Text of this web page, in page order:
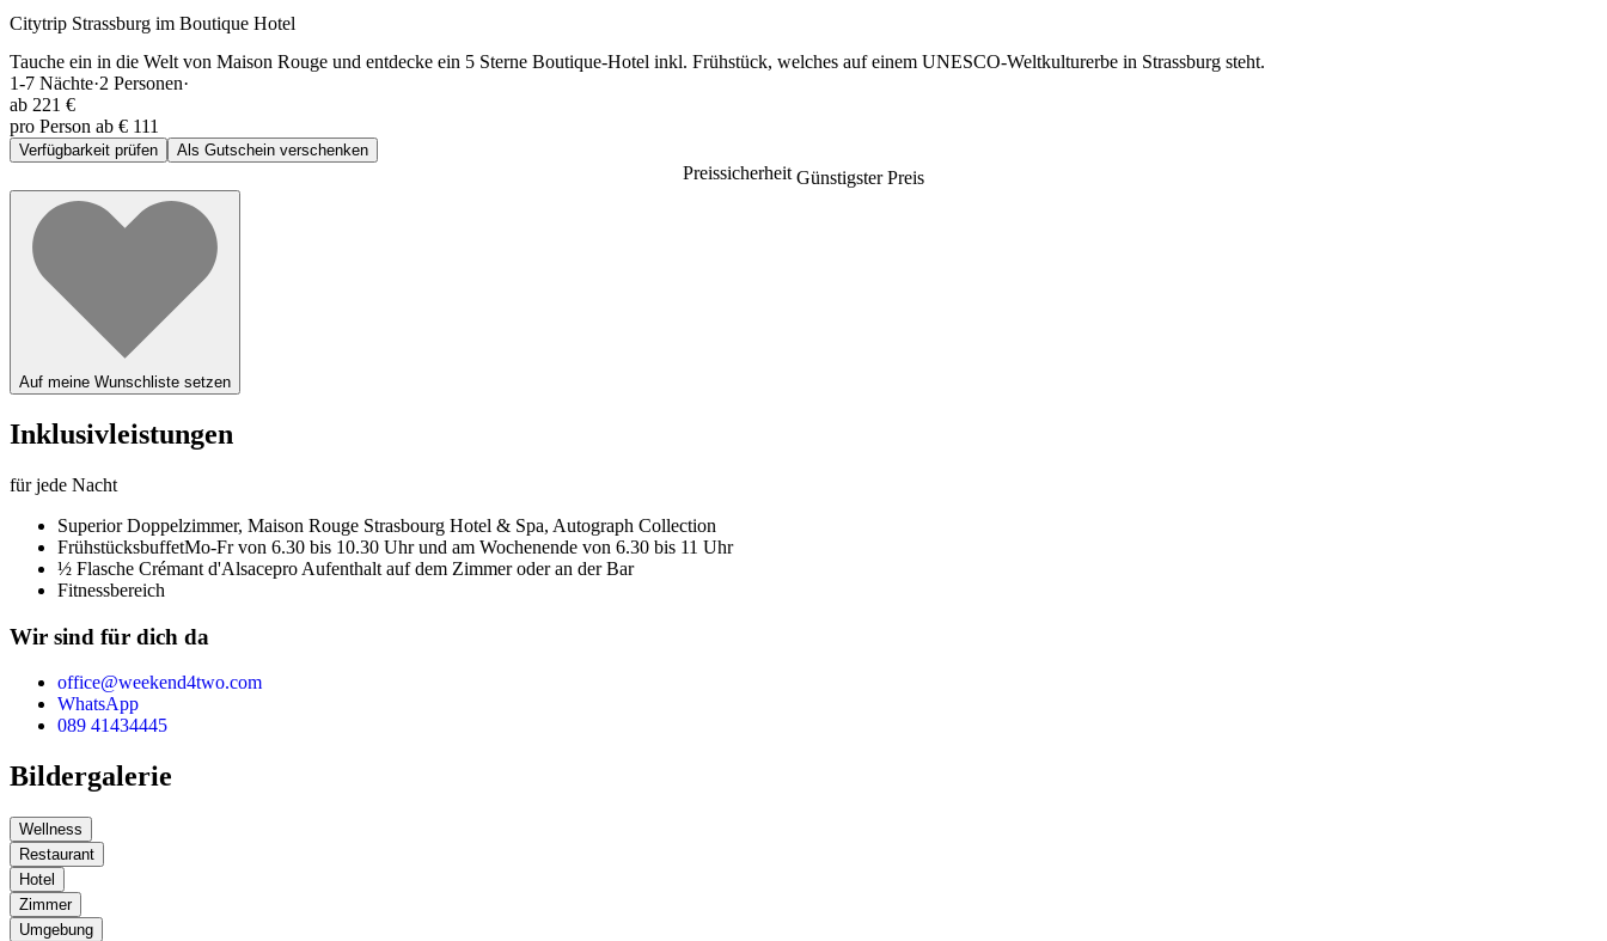
Citytrip Strassburg im Boutique Hotel
Tauche ein in die Welt von Maison Rouge und entdecke ein 5 Sterne Boutique-Hotel inkl. Frühstück, welches auf einem UNESCO-Weltkulturerbe in Strassburg steht.
1-7 Nächte·2 Personen·
ab 221 €
pro Person ab € 111
Verfügbarkeit prüfen Als Gutschein verschenken
Preissicherheit Günstigster Preis
Auf meine Wunschliste setzen
Inklusivleistungen
für jede Nacht
Superior Doppelzimmer, Maison Rouge Strasbourg Hotel & Spa, Autograph Collection
FrühstücksbuffetMo-Fr von 6.30 bis 10.30 Uhr und am Wochenende von 6.30 bis 11 Uhr
½ Flasche Crémant d'Alsacepro Aufenthalt auf dem Zimmer oder an der Bar
Fitnessbereich
Wir sind für dich da
office@weekend4two.com
WhatsApp
089 41434445
Bildergalerie
Wellness
Restaurant
Hotel
Zimmer
Umgebung